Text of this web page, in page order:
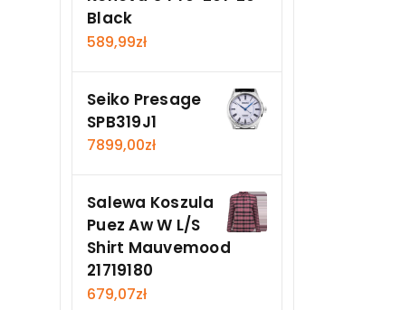
Black
589,99zł
Seiko Presage
SPB319J1
7899,00zł
Salewa Koszula
Puez Aw W L/S
Shirt Mauvemood
21719180
679,07zł